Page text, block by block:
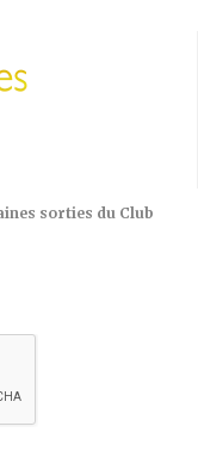
sorties du Club